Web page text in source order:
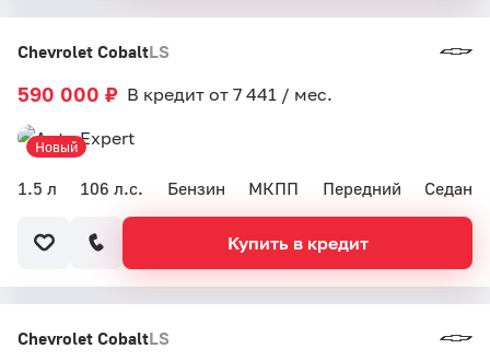
Chevrolet CobaltLS
1.5 л 106 л.с. Бензин МКПП Передний Седан
590 000 ₽ В кредит от 7 441 / мес.
Новый
Купить в кредит
Chevrolet CobaltLS